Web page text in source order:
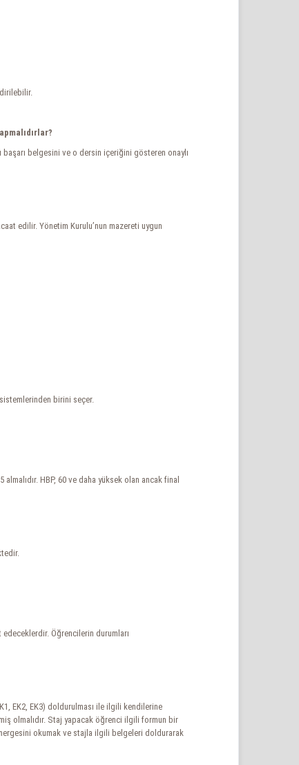
başarı belgesini ve o dersin içeriğini gösteren onaylı
edilir. Yönetim Kurulu’nun mazereti uygun
birini seçer.
HBP, 60 ve daha yüksek olan ancak final
Öğrencilerin durumları
EK2, EK3) doldurulması ile ilgili kendilerine
olmalıdır. Staj yapacak öğrenci ilgili formun bir
okumak ve stajla ilgili belgeleri doldurarak